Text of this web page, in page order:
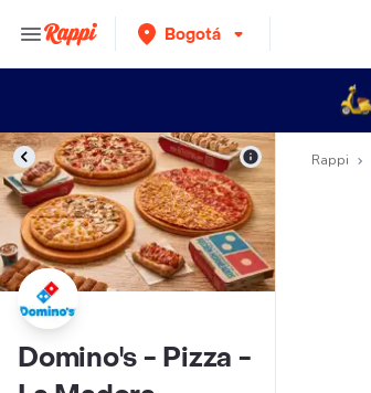
Bogotá
Domino's - Pizza -
Rappi